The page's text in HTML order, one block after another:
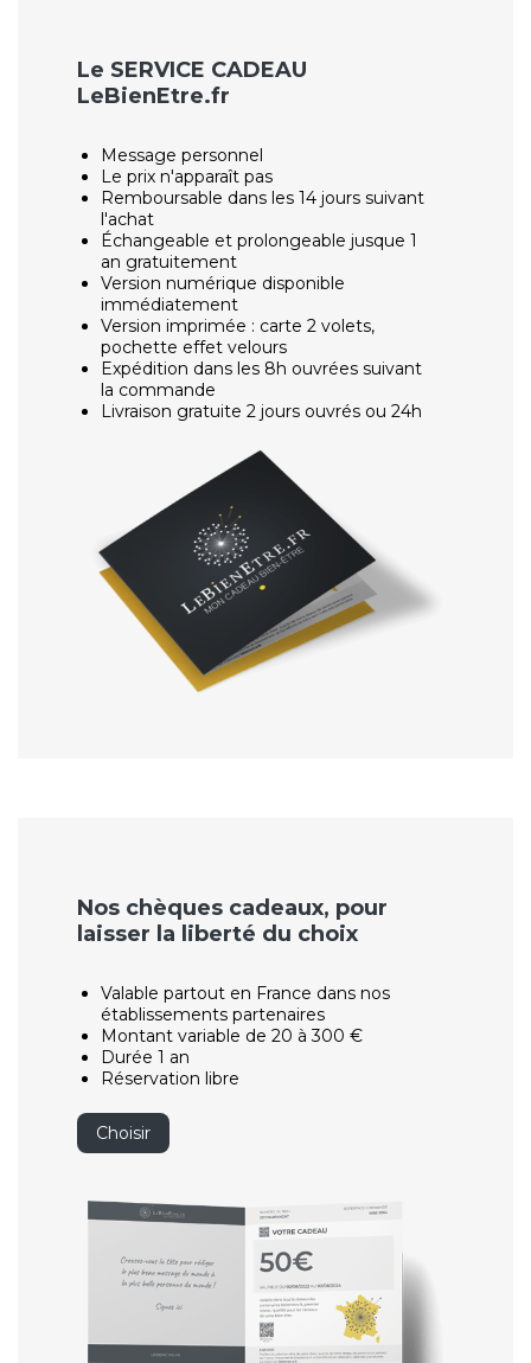
Le SERVICE CADEAU
LeBienEtre.fr
Message personnel
Le prix n'apparaît pas
Remboursable dans les 14 jours suivant
l'achat
Échangeable et prolongeable jusque 1
an gratuitement
Version numérique disponible
immédiatement
Version imprimée : carte 2 volets,
pochette effet velours
Expédition dans les 8h ouvrées suivant
la commande
Livraison gratuite 2 jours ouvrés ou 24h
Nos chèques cadeaux, pour
laisser la liberté du choix
Valable partout en France dans nos
établissements partenaires
Montant variable de 20 à 300 €
Durée 1 an
Réservation libre
Choisir